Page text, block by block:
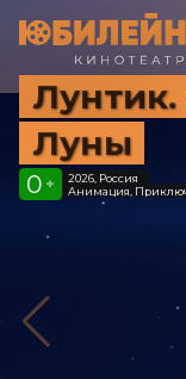
Лунтик.
Луны
0 +
2026, Россия
Анимация,